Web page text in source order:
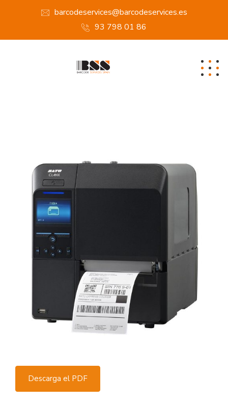
barcodeservices@barcodeservices.es
93 798 01 86
Descarga el PDF